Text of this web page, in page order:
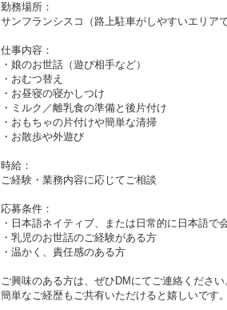
勤務場所：
サンフランシスコ（路上駐車がしやすいエリアで
仕事内容：
・娘のお世話（遊び相手など）
・おむつ替え
・お昼寝の寝かしつけ
・ミルク／離乳食の準備と後片付け
・おもちゃの片付けや簡単な清掃
・お散歩や外遊び
時給：
ご経験・業務内容に応じてご相談
応募条件：
・日本語ネイティブ、または日常的に日本語で
・乳児のお世話のご経験がある方
・温かく、責任感のある方
ご興味のある方は、ぜひDMにてご連絡ください
簡単なご経歴もご共有いただけると嬉しいです。